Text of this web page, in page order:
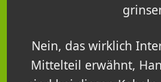
Nein, das wirklich
Mittelteil erwähnt,